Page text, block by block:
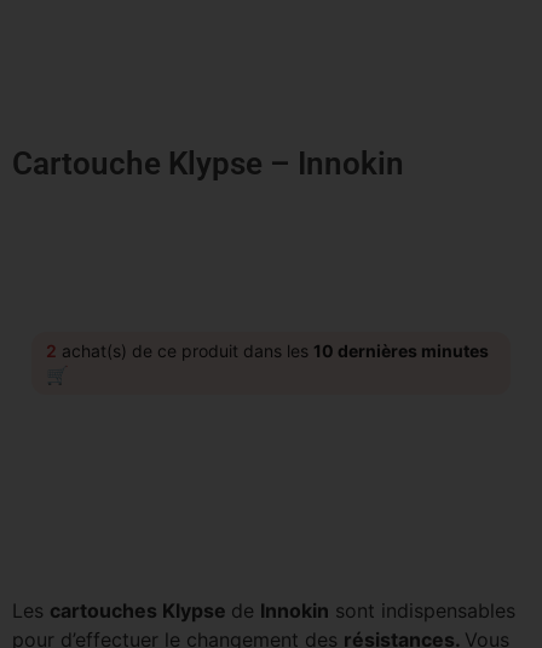
Cartouche Klypse – Innokin
2 achat(s) de ce produit dans les 10 dernières minutes
🛒
Les cartouches Klypse de Innokin sont indispensables
pour d’effectuer le changement des résistances. Vous